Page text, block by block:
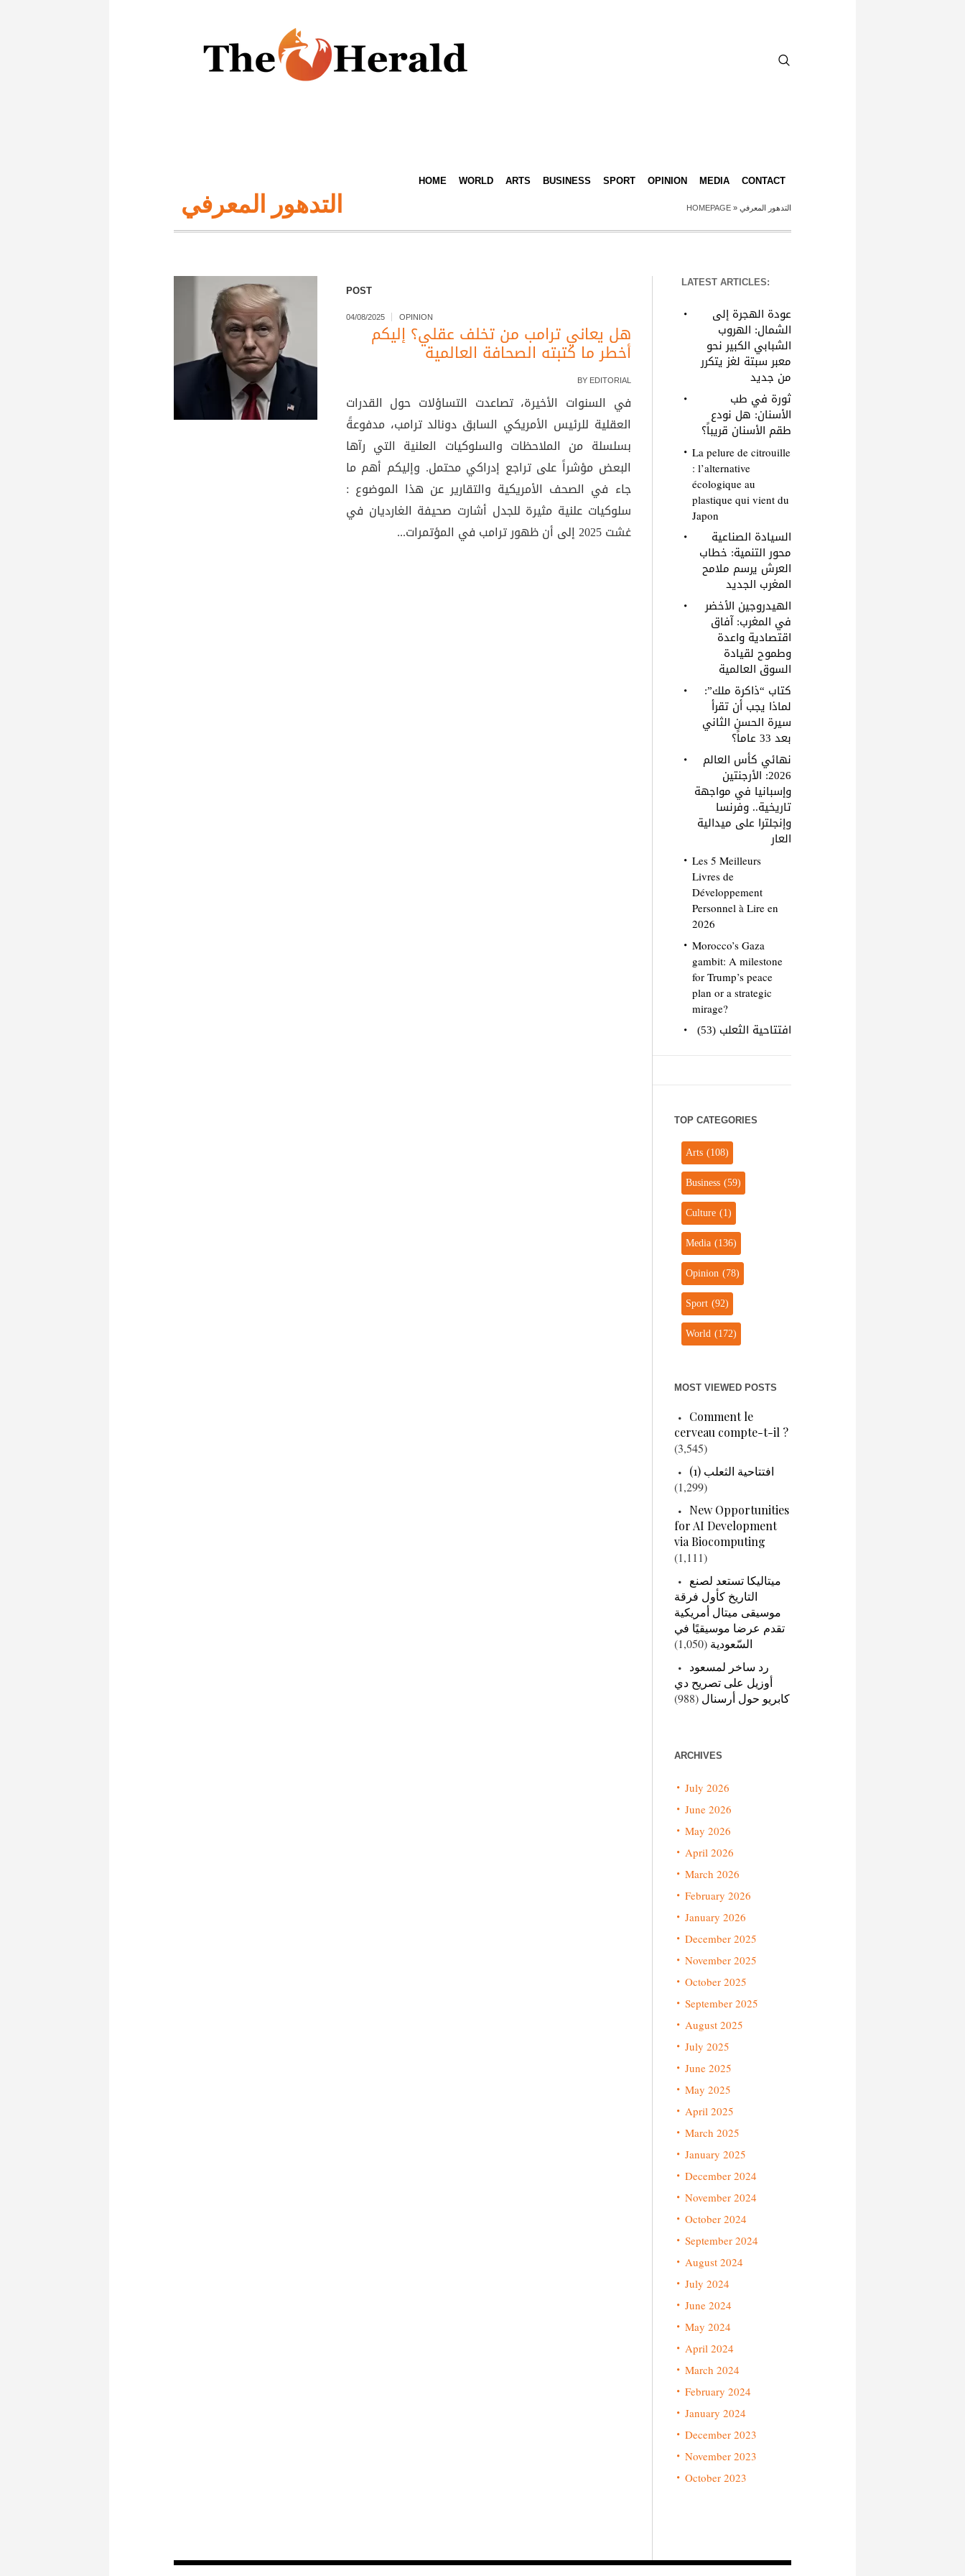
HOME WORLD ARTS BUSINESS SPORT OPINION MEDIA CONTACT
التدهور المعرفي HOMEPAGE » التدهور المعرفي
POST
04/08/2025 OPINION
هل يعاني ترامب من تخلف عقلي؟ إليكم
أخطر ما كتبته الصحافة العالمية
BY EDITORIAL
في السنوات الأخيرة، تصاعدت التساؤلات حول القدرات
العقلية للرئيس الأمريكي السابق دونالد ترامب، مدفوعةً
بسلسلة من الملاحظات والسلوكيات العلنية التي رآها
البعض مؤشراً على تراجع إدراكي محتمل. وإليكم أهم ما
جاء في الصحف الأمريكية والتقارير عن هذا الموضوع :
سلوكيات علنية مثيرة للجدل أشارت صحيفة الغارديان في
غشت 2025 إلى أن ظهور ترامب في المؤتمرات...
LATEST ARTICLES:
عودة الهجرة إلى
الشمال: الهروب
الشبابي الكبير نحو
معبر سبتة لغز يتكرر
من جديد
ثورة في طب
الأسنان: هل نودع
طقم الأسنان قريباً؟
La pelure de citrouille
: l’alternative
écologique au
plastique qui vient du
Japon
السيادة الصناعية
محور التنمية: خطاب
العرش يرسم ملامح
المغرب الجديد
الهيدروجين الأخضر
في المغرب: آفاق
اقتصادية واعدة
وطموح لقيادة
السوق العالمية
كتاب “ذاكرة ملك”:
لماذا يجب أن تقرأ
سيرة الحسن الثاني
بعد 33 عاماً؟
نهائي كأس العالم
2026: الأرجنتين
وإسبانيا في مواجهة
تاريخية.. وفرنسا
وإنجلترا على ميدالية
العار
Les 5 Meilleurs
Livres de
Développement
Personnel à Lire en
2026
Morocco’s Gaza
gambit: A milestone
for Trump’s peace
plan or a strategic
mirage?
افتتاحية الثعلب (53)
TOP CATEGORIES
Arts(108)
Business(59)
Culture(1)
Media(136)
Opinion(78)
Sport(92)
World(172)
MOST VIEWED POSTS
Comment le
cerveau compte-t-il ?
(3,545)
افتتاحية الثعلب (1)
(1,299)
New Opportunities
for AI Development
via Biocomputing
(1,111)
ميتاليكا تستعد لصنع
التاريخ كأول فرقة
موسيقى ميتال أمريكية
تقدم عرضا موسيقيًا في
السّعودية (1,050)
رد ساخر لمسعود
أوزيل على تصريح دي
كابريو حول أرسنال (988)
ARCHIVES
July 2026
June 2026
May 2026
April 2026
March 2026
February 2026
January 2026
December 2025
November 2025
October 2025
September 2025
August 2025
July 2025
June 2025
May 2025
April 2025
March 2025
January 2025
December 2024
November 2024
October 2024
September 2024
August 2024
July 2024
June 2024
May 2024
April 2024
March 2024
February 2024
January 2024
December 2023
November 2023
October 2023